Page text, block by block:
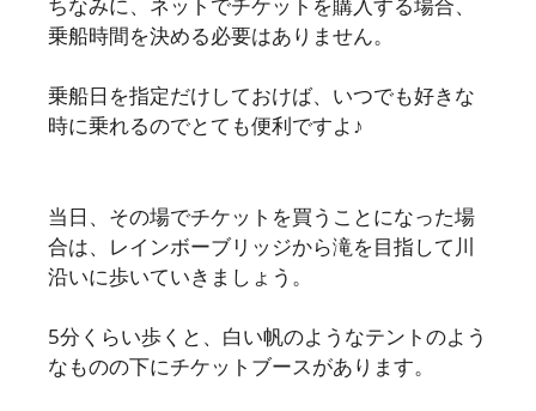
乗船時間を決める必要はありません。
乗船日を指定だけしておけば、いつでも好きな
時に乗れるのでとても便利ですよ♪
当日、その場でチケットを買うことになった場
合は、レインボーブリッジから滝を目指して川
沿いに歩いていきましょう。
5分くらい歩くと、白い帆のようなテントのよう
なものの下にチケットブースがあります。